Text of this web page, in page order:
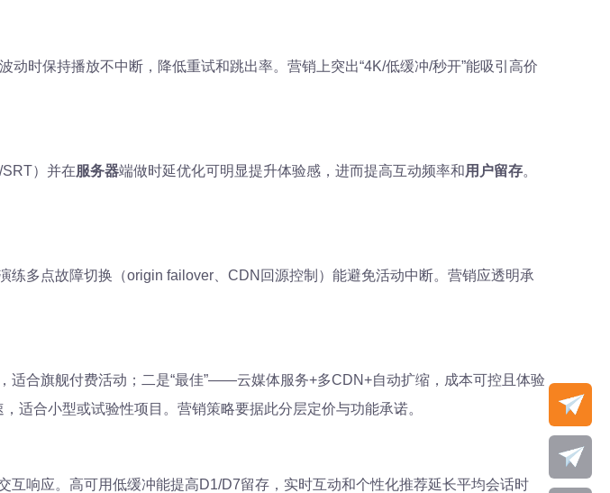
动时保持播放不中断，降低重试和跳出率。营销上突出“4K/低缓冲/秒开”能吸引高价
）并在 服务器端做时延优化可明显提升体验感，进而提高互动频率和用户留存。
多点故障切换（origin failover、CDN回源控制）能避免活动中断。营销应透明承
合旗舰付费活动；二是“最佳”——云媒体服务+多CDN+自动扩缩，成本可控且体验
合小型或试验性项目。营销策略要据此分层定价与功能承诺。
响应。高可用低缓冲能提高D1/D7留存，实时互动和个性化推荐延长平均会话时